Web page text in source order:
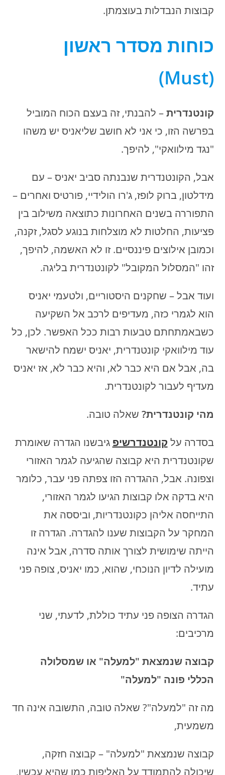
קבוצות הנבדלות בעוצמתן.
כוחות מסדר ראשון
(
Must
)
קונטנדרית– להבנתי, זה בעצם הכוח המוביל
בפרשה הזו, כי אני לא חושב שליאניס יש משהו
"נגד מילוואקי", להיפך.
אבל, הקונטנדרית שנבנתה סביב יאניס – עם
מידלטון, ברוק לופז, ג'רו הולידיי, פורטיס ואחרים –
התפוררה בשנים האחרונות כתוצאה משילוב בין
פציעות, החלטות לא מוצלחות בנוגע לסגל, זקנה,
וכמובן אילוצים פיננסיים. זו לא האשמה, להיפך,
זהו "המסלול המקובל" לקונטנדרית בליגה.
ועוד אבל – שחקנים היסטוריים, ולטעמי יאניס
הוא לגמרי כזה, מעדיפים לרכב אל השקיעה
כשבאמתחתם טבעות רבות ככל האפשר. לכן, כל
עוד מילוואקי קונטנדרית, יאניס ישמח להישאר
בה, אבל אם היא כבר לא, והיא כבר לא, אז יאניס
מעדיף לעבור לקונטנדרית.
מהי קונטנדרית? שאלה טובה.
בסדרה על קונטנדרשיפ גיבשנו הגדרה שאומרת
שקונטנדרית היא קבוצה שהגיעה לגמר האזורי
וצפונה. אבל, ההגדרה הזו צפתה פני עבר, כלומר
היא בדקה אלו קבוצות הגיעו לגמר האזורי,
התייחסה אליהן כקונטנדריות, וביססה את
המחקר על הקבוצות שענו להגדרה. הגדרה זו
הייתה שימושית לצורך אותה סדרה, אבל אינה
מועילה לדיון הנוכחי, שהוא, כמו יאניס, צופה פני
עתיד.
הגדרה הצופה פני עתיד כוללת, לדעתי, שני
מרכיבים:
קבוצה שנמצאת "למעלה" או שמסלולה
הכללי פונה "למעלה"
מה זה "למעלה"? שאלה טובה, התשובה אינה חד
משמעית,
קבוצה שנמצאת "למעלה" – קבוצה חזקה,
שיכולה להתמודד על האליפות כמו שהיא עכשיו,